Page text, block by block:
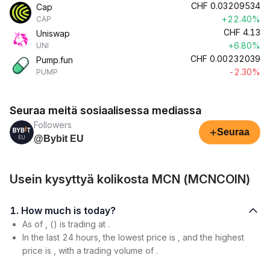
Cap
CAP
CHF 0.03209534
+22.40%
Uniswap
UNI
CHF 4.13
+6.80%
Pump.fun
PUMP
CHF 0.00232039
-2.30%
Seuraa meitä sosiaalisessa mediassa
Followers
@Bybit EU
+Seuraa
Usein kysyttyä kolikosta MCN (MCNCOIN)
1. How much is today?
As of , () is trading at .
In the last 24 hours, the lowest price is , and the highest
price is , with a trading volume of .